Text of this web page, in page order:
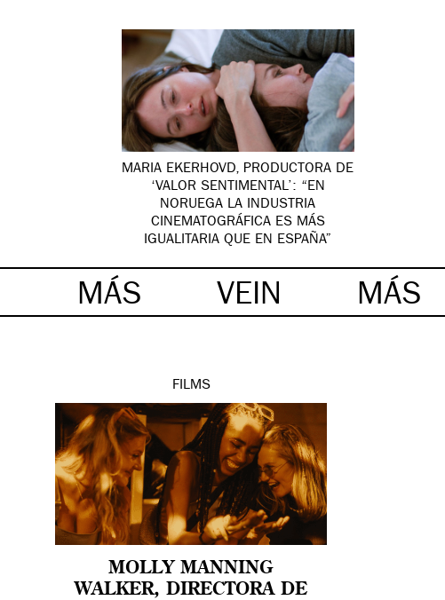
MARIA EKERHOVD, PRODUCTORA DE
‘VALOR SENTIMENTAL’: “EN
NORUEGA LA INDUSTRIA
CINEMATOGRÁFICA ES MÁS
IGUALITARIA QUE EN ESPAÑA”
MÁS VEIN MÁS
FILMS
MOLLY MANNING
WALKER, DIRECTORA DE